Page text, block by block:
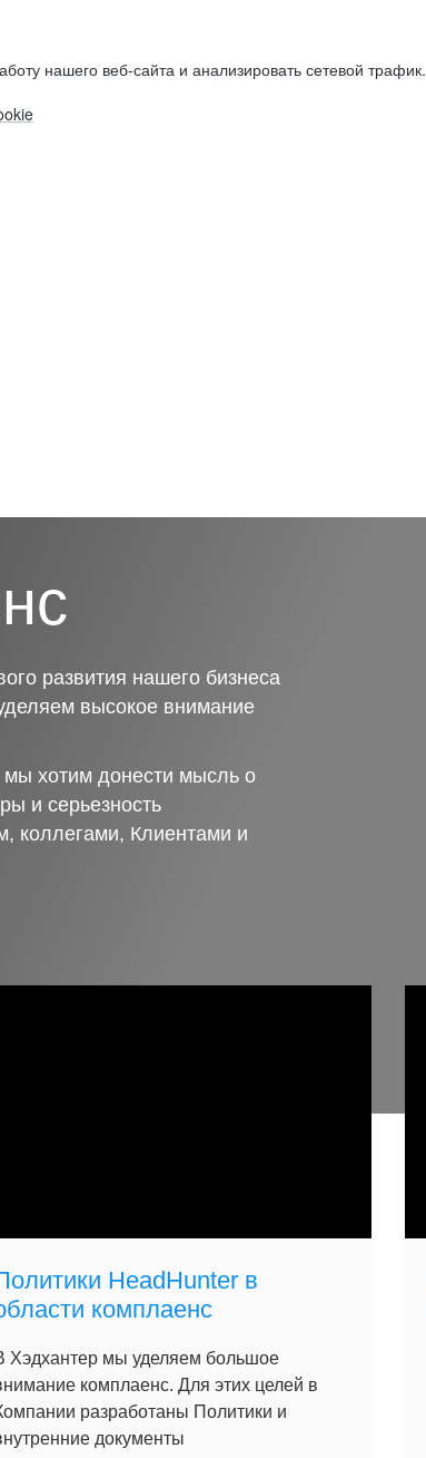
нашего веб-сайта и анализировать сетевой трафик.
развития нашего бизнеса
высокое внимание
мы хотим донести мысль о
и серьезность
коллегами, Клиентами и
HeadHunter в
комплаенс
Хэдхантер мы уделяем большое
комплаенс. Для этих целей в
разработаны Политики и
документы